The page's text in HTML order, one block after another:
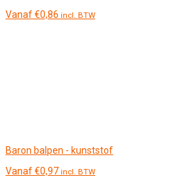
Vanaf€0,86 incl. BTW
Baron balpen - kunststof
Vanaf€0,97 incl. BTW